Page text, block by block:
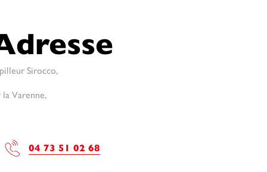
Sirocco,
Varenne,
04 73 51 02 68